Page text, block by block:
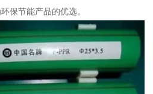
保节能产品的优选。